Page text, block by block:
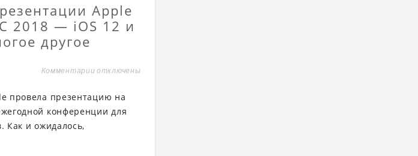
Apple
2018 — iOS 12 и
другое
Комментарии к
презентации
на
отключены
провела презентацию на
конференции для
Как и ожидалось,